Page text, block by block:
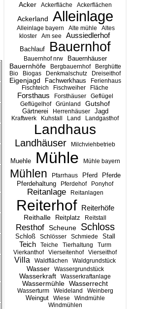
Acker Ackerfläche Ackerflächen
Ackerland Alleinlage
Alleinlage bayern Alte mühle
Altes
kloster
Am see Aussiedlerhof
Bachlauf Bauernhof
Bauernhof nrw Bauernhäuser
Bauernhöfe Bergbauernhof
Berghütte
Bio
Biogas Denkmalschutz Dreiseithof
Eigenjagd Fachwerkhaus
Ferienhaus
Fischteich
Fischweiher Fläche
Forsthaus Forsthäuser
Geflügel
Geflügelhof
Grünland
Gutshof
Gärtnerei
Herrenhäuser Jagd
Kraftwerk Kuhstall Land Landgasthof
Landhaus
Landhäuser Milchviehbetrieb
Muehle Mühle Mühle bayern
Mühlen Pfarrhaus Pferd Pferde
Pferdehaltung Pferdehof Ponyhof
Reitanlage Reitanlagen
Reiterhof Reiterhöfe
Reithalle Reitplatz Reitstall
Resthof Scheune Schloss
Schloß Schlösser Schmiede Stall
Teich Teiche Tierhaltung
Turm
Vierkanthof
Vierseitenhof Vierseithof
Villa Waldflächen Waldgrundstück
Wasser Wassergrundstück
Wasserkraft Wasserkraftanlage
Wassermühle Wasserrecht
Wasserturm Weideland Weinberg
Weingut Wiese
Windmühle
Windmühlen